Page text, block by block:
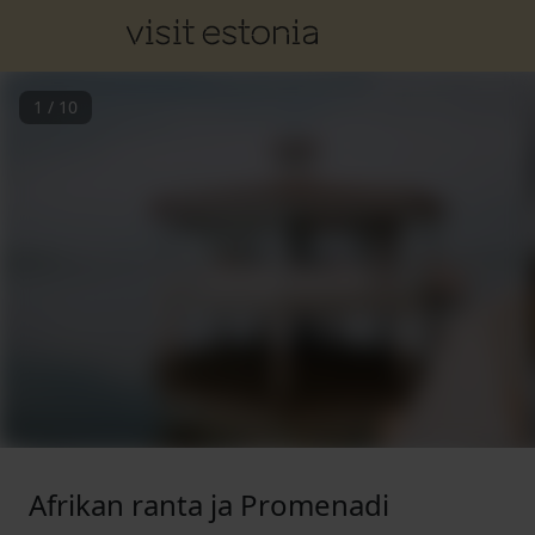
1 / 10
Afrikan ranta ja Promenadi